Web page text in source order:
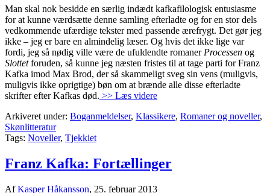
Man skal nok besidde en særlig indædt kafkafilologisk entusiasme
for at kunne værdsætte denne samling efterladte og for en stor dels
vedkommende ufærdige tekster med passende ærefrygt. Det gør jeg
ikke – jeg er bare en almindelig læser. Og hvis det ikke lige var
fordi, jeg så nødig ville være de ufuldendte romaner Processen og
Slottetforuden, så kunne jeg næsten fristes til at tage parti for Franz
Kafka imod Max Brod, der så skammeligt sveg sin vens (muligvis,
muligvis ikke oprigtige) bøn om at brænde alle disse efterladte
skrifter efter Kafkas død. >> Læs videre
Arkiveret under: Boganmeldelser, Klassikere, Romaner og noveller,
Skønlitteratur
Tags: Noveller, Tjekkiet
Franz Kafka: Fortællinger
AfKasper Håkansson, 25. februar 2013